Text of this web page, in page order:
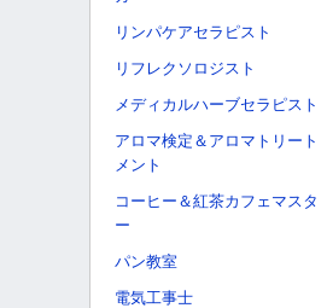
リンパケアセラピスト
リフレクソロジスト
メディカルハーブセラピスト
アロマ検定＆アロマトリート
メント
コーヒー＆紅茶カフェマスタ
ー
パン教室
電気工事士